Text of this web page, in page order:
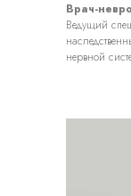
Врач-
Ведущий
нервной